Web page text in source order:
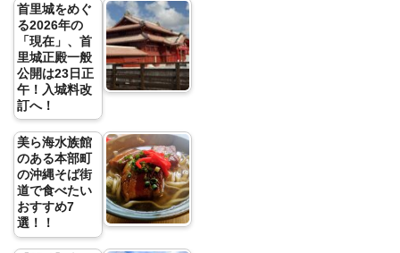
首里城をめぐ
る2026年の
「現在」、首
里城正殿一般
公開は23日正
午！入城料改
訂へ！
美ら海水族館
のある本部町
の沖縄そば街
道で食べたい
おすすめ7
選！！